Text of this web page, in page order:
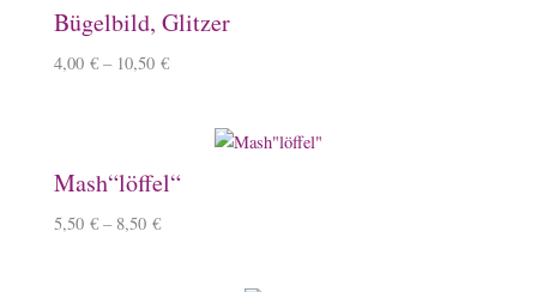
Bügelbild, Glitzer
4,00 € – 10,50 €
Mash“löffel“
5,50 € – 8,50 €